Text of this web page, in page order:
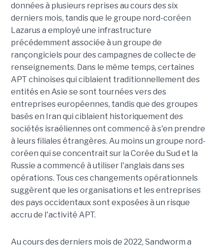
données à plusieurs reprises au cours des six
derniers mois, tandis que le groupe nord-coréen
Lazarus a employé une infrastructure
précédemment associée à un groupe de
rançongiciels pour des campagnes de collecte de
renseignements. Dans le même temps, certaines
APT chinoises qui ciblaient traditionnellement des
entités en Asie se sont tournées vers des
entreprises européennes, tandis que des groupes
basés en Iran qui ciblaient historiquement des
sociétés israéliennes ont commencé à s'en prendre
à leurs filiales étrangères. Au moins un groupe nord-
coréen qui se concentrait sur la Corée du Sud et la
Russie a commencé à utiliser l'anglais dans ses
opérations. Tous ces changements opérationnels
suggèrent que les organisations et les entreprises
des pays occidentaux sont exposées à un risque
accru de l'activité APT.
Au cours des derniers mois de 2022, Sandworm a